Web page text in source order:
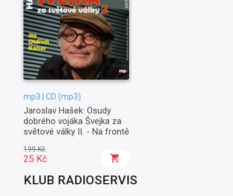
mp3 | CD (mp3)
Jaroslav Hašek: Osudy
dobrého vojáka Švejka za
světové války II. - Na frontě
199 Kč
25 Kč
KLUB RADIOSERVIS